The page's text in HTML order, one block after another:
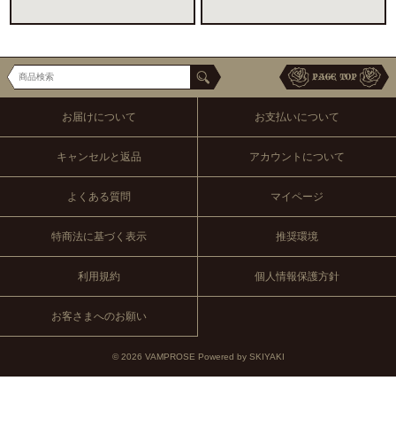
お届けについて お支払いについて
キャンセルと返品 アカウントについて
よくある質問 マイページ
特商法に基づく表示 推奨環境
利用規約 個人情報保護方針
お客さまへのお願い
© 2026 VAMPROSE Powered by SKIYAKI